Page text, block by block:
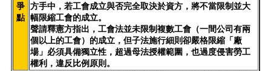
爭
點
方手中，若工會成立與否完全取決於資方，將不當限制並大
幅限縮工會的成立。
聲請釋憲方指出，工會法並未限制複數工會（一間公司有兩
個以上的工會）的成立，但子法施行細則卻嚴格限縮「廠
場」必須具備獨立性，超過母法授權範圍，也過度侵害勞工
權利，違反比例原則。